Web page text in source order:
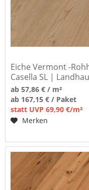
Eiche Vermont -
Casella SL |
ab 57,86 € / m²
ab 167,15 € / Paket
statt UVP 69,90 €/m²
Merken